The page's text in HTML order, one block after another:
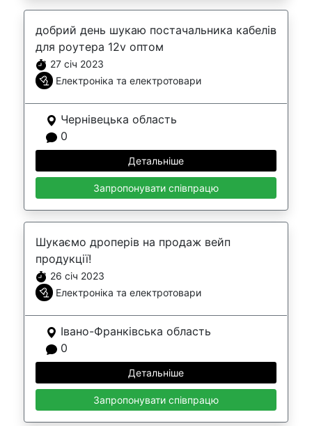
добрий день шукаю постачальника кабелів
для роутера 12v оптом
27 січ 2023
Електроніка та електротовари
Чернівецька область
0
Детальніше
Запропонувати співпрацю
Шукаємо дроперів на продаж вейп
продукції!
26 січ 2023
Електроніка та електротовари
Івано-Франківська область
0
Детальніше
Запропонувати співпрацю